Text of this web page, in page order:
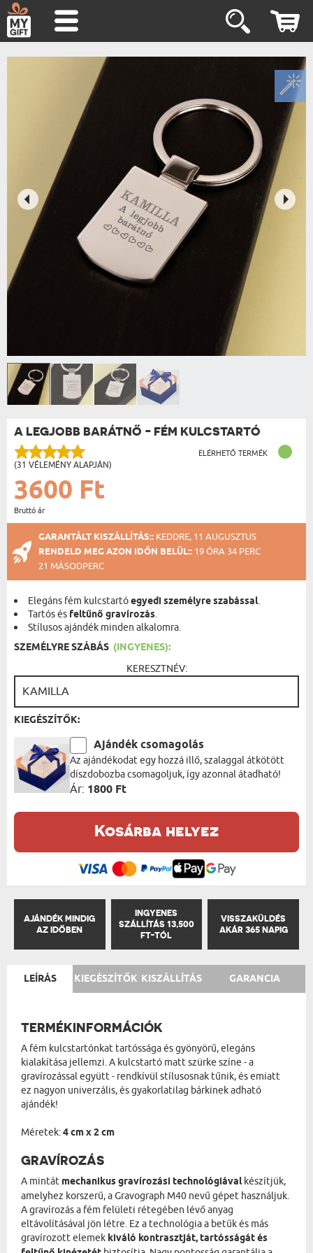
A LEGJOBB BARÁTNŐ - FÉM KULCSTARTÓ
(31 VÉLEMÉNY ALAPJÁN)
ELÉRHETŐ TERMÉK
3600 Ft
Bruttó ár
GARANTÁLT KISZÁLLÍTÁS:: KEDDRE, 11 AUGUSZTUS
RENDELD MEG AZON IDŐN BELÜL:: 19 ÓRA 34 PERC
21 MÁSODPERC
Elegáns fém kulcstartóegyedi személyre szabással.
Tartós és feltűnő gravírozás.
Stílusos ajándék minden alkalomra.
SZEMÉLYRE SZÁBÁS (INGYENES):
KERESZTNÉV:
KIEGÉSZÍTŐK:
Ajándék csomagolás
Az ajándékodat egy hozzá illő, szalaggal átkötött
díszdobozba csomagoljuk, így azonnal átadható!
Ár: 1800 Ft
Kosárba helyez
AJÁNDÉK MINDIG
AZ IDŐBEN
INGYENES
SZÁLLÍTÁS 13,500
FT-TÓL
VISSZAKÜLDÉS
AKÁR 365 NAPIG
LEÍRÁS KIEGÉSZÍTŐK KISZÁLLÍTÁS GARANCIA
TERMÉKINFORMÁCIÓK
A fém kulcstartónkat tartóssága és gyönyörű, elegáns
kialakítása jellemzi. A kulcstartó matt szürke színe - a
gravírozással együtt - rendkívül stílusosnak tűnik, és emiatt
ez nagyon univerzális, és gyakorlatilag bárkinek adható
ajándék!
Méretek:4 cm x 2 cm
GRAVÍROZÁS
A mintát mechanikus gravírozási technológiávalkészítjük,
amelyhez korszerű, a Gravograph M40 nevű gépet használjuk.
A gravírozás a fém felületi rétegében lévő anyag
eltávolításával jön létre. Ez a technológia a betűk és más
gravírozott elemek kiváló kontrasztját, tartósságát és